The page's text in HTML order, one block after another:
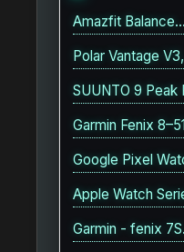
Amazfit
Polar Vantage
SUUNTO 9
Garmin Fenix
Google Pixel
Apple Watch
Garmin - fenix